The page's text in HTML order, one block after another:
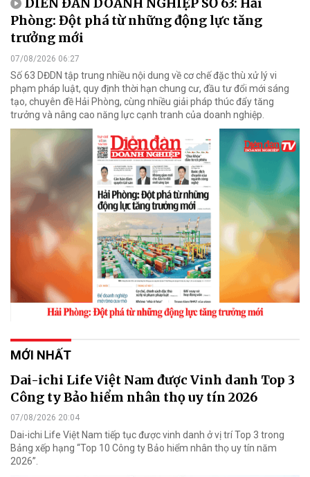
DIỄN ĐÀN DOANH NGHIỆP SỐ 63: Hải
Phòng: Đột phá từ những động lực tăng
trưởng mới
07/08/2026 06:27
Số 63 DĐDN tập trung nhiều nội dung về cơ chế đặc thù xử lý vi
phạm pháp luật, quy định thời hạn chung cư, đầu tư đổi mới sáng
tạo, chuyên đề Hải Phòng, cùng nhiều giải pháp thúc đẩy tăng
trưởng và nâng cao năng lực cạnh tranh của doanh nghiệp.
MỚI NHẤT
Dai-ichi Life Việt Nam được Vinh danh Top 3
Công ty Bảo hiểm nhân thọ uy tín 2026
07/08/2026 20:04
Dai-ichi Life Việt Nam tiếp tục được vinh danh ở vị trí Top 3 trong
Bảng xếp hạng “Top 10 Công ty Bảo hiểm nhân thọ uy tín năm
2026”.